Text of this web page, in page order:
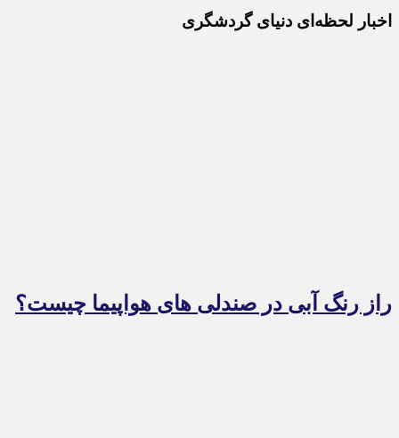
اخبار لحظه‌ای دنیای گردشگری
راز رنگ آبی در صندلی های هواپیما چیست؟